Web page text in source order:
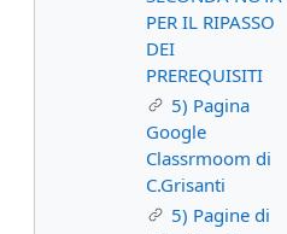
PER IL RIPASSO
DEI
PREREQUISITI
5) Pagina
Google
Classrmoom di
C.Grisanti
5) Pagine di